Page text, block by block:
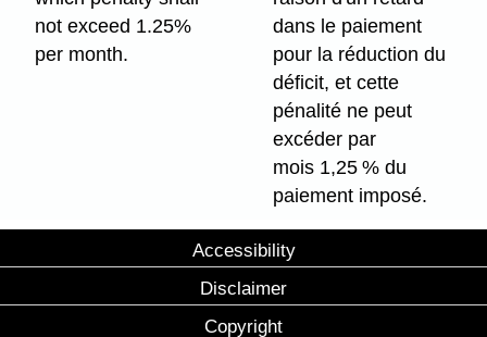
not exceed 1.25%
per month.
dans le paiement
pour la réduction du
déficit, et cette
pénalité ne peut
excéder par
mois 1,25 % du
paiement imposé.
Accessibility
Disclaimer
Copyright